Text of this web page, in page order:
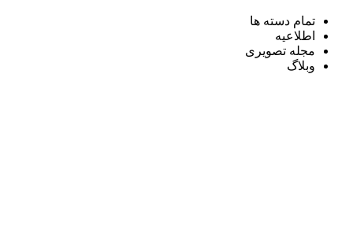
تمام دسته ها
اطلاعیه
مجله تصویری
وبلاگ